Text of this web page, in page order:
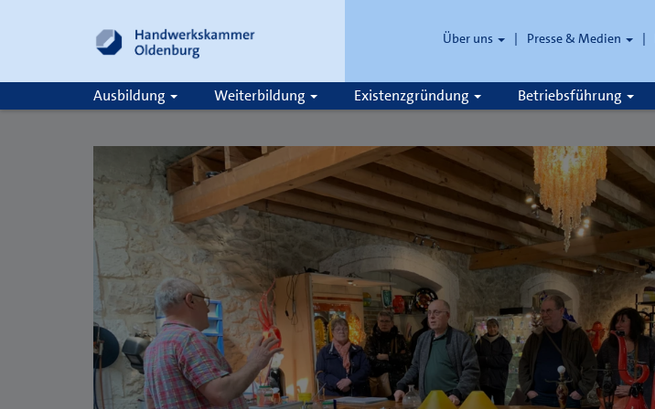
Über uns Presse & Medien
Ausbildung Weiterbildung Existenzgründung Betriebsführung